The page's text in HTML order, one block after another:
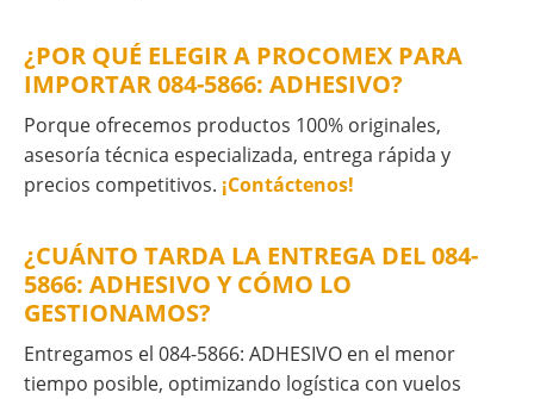
¿POR QUÉ ELEGIR A PROCOMEX PARA
IMPORTAR 084-5866: ADHESIVO?
Porque ofrecemos productos 100% originales,
asesoría técnica especializada, entrega rápida y
precios competitivos. ¡Contáctenos!
¿CUÁNTO TARDA LA ENTREGA DEL 084-
5866: ADHESIVO Y CÓMO LO
GESTIONAMOS?
Entregamos el 084-5866: ADHESIVO en el menor
tiempo posible, optimizando logística con vuelos